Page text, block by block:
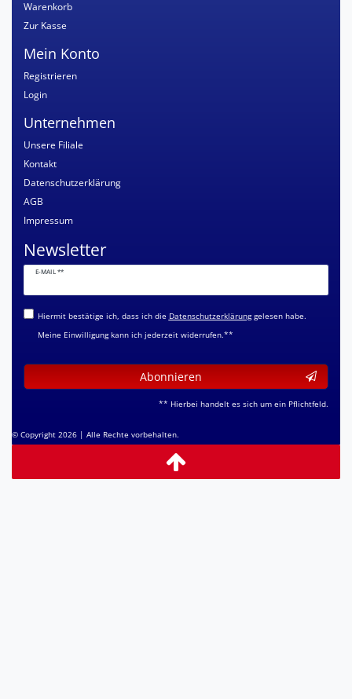
Warenkorb
Zur Kasse
Mein Konto
Registrieren
Login
Unternehmen
Unsere Filiale
Kontakt
Datenschutzerklärung
AGB
Impressum
Newsletter
E-MAIL **
Newsletter
Honig
Hiermit bestätige ich, dass ich die Daten­schutz­erklärunggelesen habe.
Meine Einwilligung kann ich jederzeit widerrufen.**
Abonnieren
** Hierbei handelt es sich um ein Pflichtfeld.
© Copyright 2026 | Alle Rechte vorbehalten.